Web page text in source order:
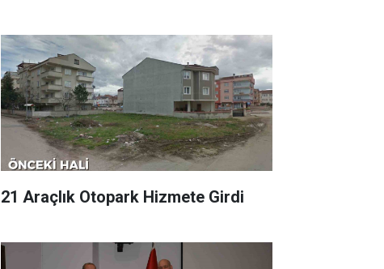
21 Araçlık Otopark Hizmete Girdi